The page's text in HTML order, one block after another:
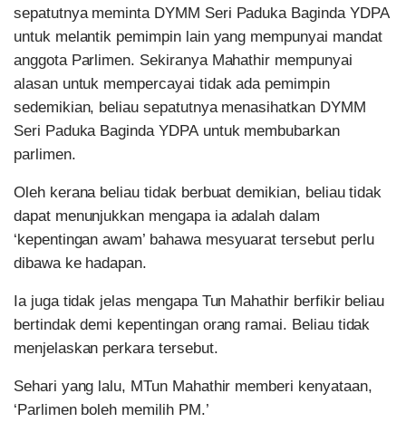
sepatutnya meminta DYMM Seri Paduka Baginda YDPA
untuk melantik pemimpin lain yang mempunyai mandat
anggota Parlimen. Sekiranya Mahathir mempunyai
alasan untuk mempercayai tidak ada pemimpin
sedemikian, beliau sepatutnya menasihatkan DYMM
Seri Paduka Baginda YDPA untuk membubarkan
parlimen.
Oleh kerana beliau tidak berbuat demikian, beliau tidak
dapat menunjukkan mengapa ia adalah dalam
‘kepentingan awam’ bahawa mesyuarat tersebut perlu
dibawa ke hadapan.
Ia juga tidak jelas mengapa Tun Mahathir berfikir beliau
bertindak demi kepentingan orang ramai. Beliau tidak
menjelaskan perkara tersebut.
Sehari yang lalu, MTun Mahathir memberi kenyataan,
‘Parlimen boleh memilih PM.’